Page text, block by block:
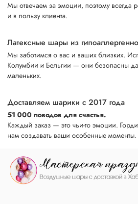
Мы отвечаем за эмоции, поэтому всегда
и в пользу клиента.
Латексные шары из
Мы заботимся о вас и ваших близких.
Колумбии и Бельгии — они безопасны
маленьких.
Доставляем шарики с 2017 года
51 000 поводов для счастья.
Каждый заказ — это чьи-то эмоции.
нам создавать ваши особенные моменты.